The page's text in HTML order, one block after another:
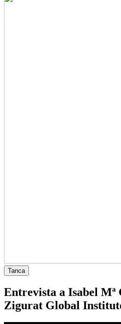
Tanca
Entrevista a Isabel
Zigurat Global